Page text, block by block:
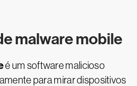
malware mobile
é um software malicioso
para mirar dispositivos